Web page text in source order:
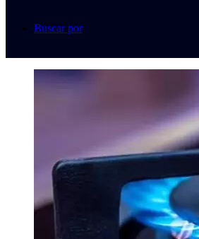
Buscar por